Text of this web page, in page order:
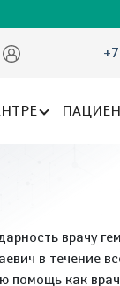
врачу
в течение
помощь как